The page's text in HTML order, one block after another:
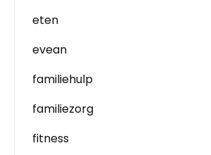
eten
evean
familiehulp
familiezorg
fitness